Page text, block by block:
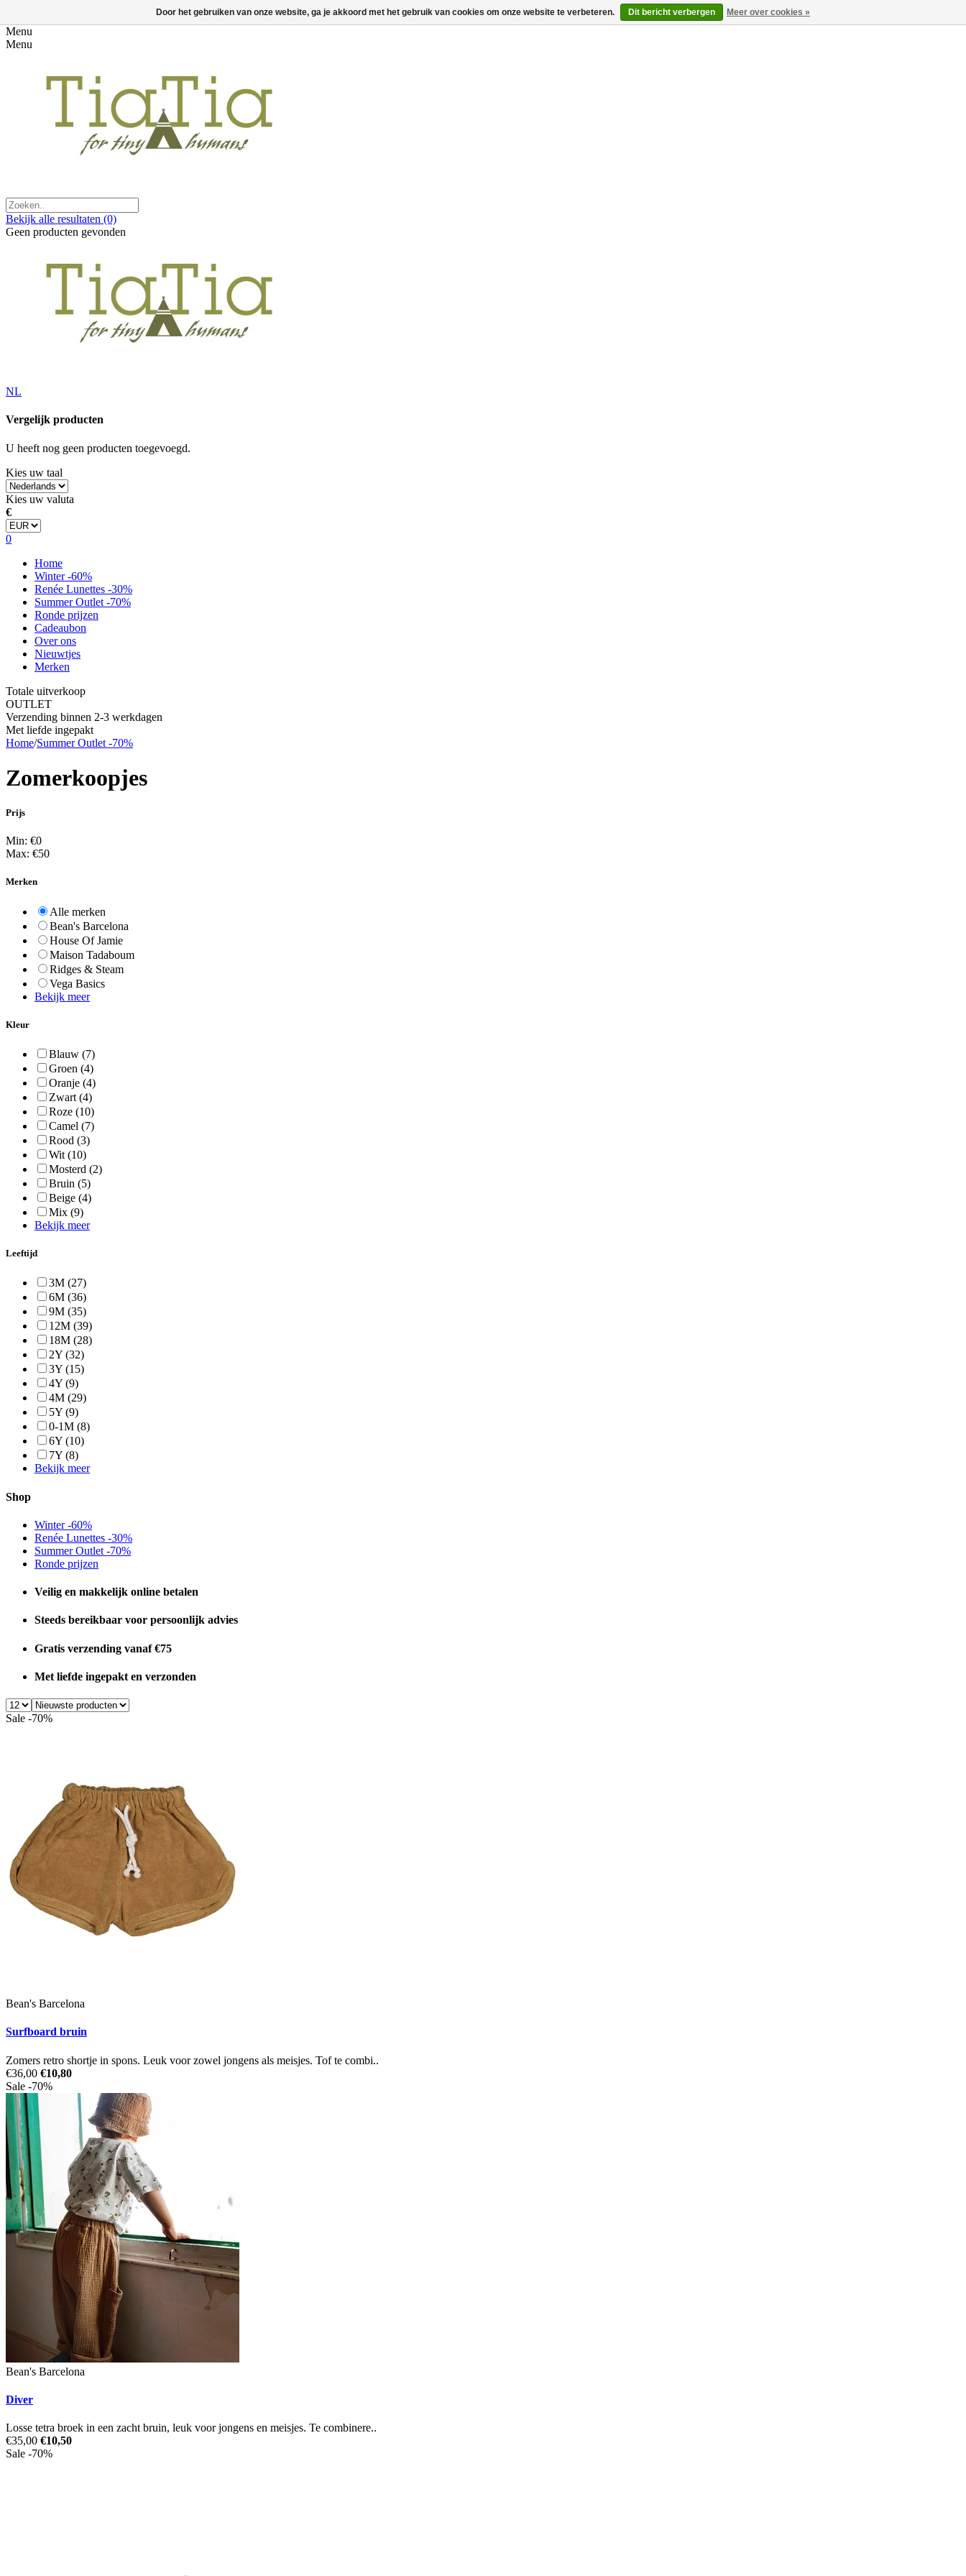
Menu
Menu
Bekijk alle resultaten (0)
Geen producten gevonden
NL
Vergelijk producten
U heeft nog geen producten toegevoegd.
Kies uw taal
Kies uw valuta
€
0
Home
Winter -60%
Renée Lunettes -30%
Summer Outlet -70%
Ronde prijzen
Cadeaubon
Over ons
Nieuwtjes
Merken
Totale uitverkoop
OUTLET
Verzending binnen 2-3 werkdagen
Met liefde ingepakt
Home/Summer Outlet -70%
Zomerkoopjes
Prijs
Min: €0
Max: €50
Merken
Alle merken
Bean's Barcelona
House Of Jamie
Maison Tadaboum
Ridges & Steam
Vega Basics
Bekijk meer
Kleur
Blauw (7)
Groen (4)
Oranje (4)
Zwart (4)
Roze (10)
Camel (7)
Rood (3)
Wit (10)
Mosterd (2)
Bruin (5)
Beige (4)
Mix (9)
Bekijk meer
Leeftijd
3M (27)
6M (36)
9M (35)
12M (39)
18M (28)
2Y (32)
3Y (15)
4Y (9)
4M (29)
5Y (9)
0-1M (8)
6Y (10)
7Y (8)
Bekijk meer
Shop
Winter -60%
Renée Lunettes -30%
Summer Outlet -70%
Ronde prijzen
Veilig en makkelijk online betalen
Steeds bereikbaar voor persoonlijk advies
Gratis verzending vanaf €75
Met liefde ingepakt en verzonden
Sale -70%
Bean's Barcelona
Surfboard bruin
Zomers retro shortje in spons. Leuk voor zowel jongens als meisjes. Tof te combi..
€36,00 €10,80
Sale -70%
Bean's Barcelona
Diver
Losse tetra broek in een zacht bruin, leuk voor jongens en meisjes. Te combinere..
€35,00 €10,50
Sale -70%
Door het gebruiken van onze website, ga je akkoord met het gebruik van cookies om onze website te verbeteren. Dit bericht verbergen Meer over cookies »